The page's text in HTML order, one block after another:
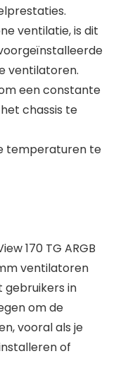
ventilatie, is dit
ventilatoren.
een constante
chassis te
temperaturen te
170 TG ARGB
ventilatoren
gebruikers in
om de
vooral als je
of